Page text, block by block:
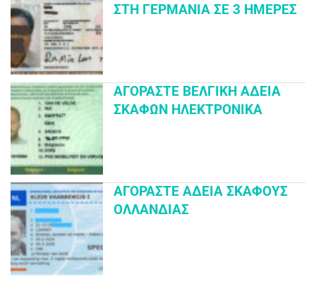
ΣΤΗ ΓΕΡΜΑΝΊΑ ΣΕ 3 ΗΜΈΡΕΣ
ΑΓΟΡΆΣΤΕ ΒΕΛΓΙΚΉ ΆΔΕΙΑ
ΣΚΑΦΏΝ ΗΛΕΚΤΡΟΝΙΚΆ
ΑΓΟΡΆΣΤΕ ΆΔΕΙΑ ΣΚΆΦΟΥΣ
ΟΛΛΑΝΔΊΑΣ